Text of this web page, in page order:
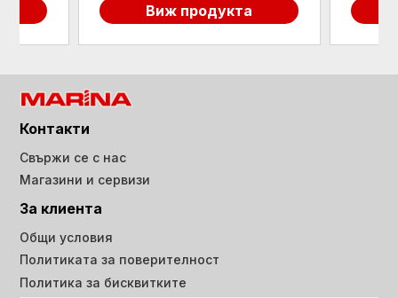
Виж продукта
Контакти
Свържи се с нас
Магазини и сервизи
За клиента
Общи условия
Политиката за поверителност
Политика за бисквитките